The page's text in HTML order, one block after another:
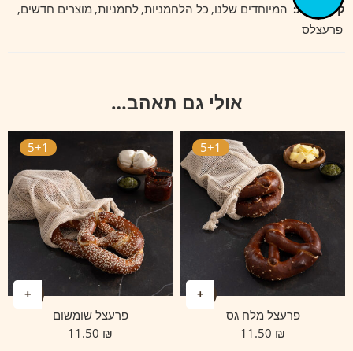
קטגוריות: המיוחדים שלנו, כל הלחמניות, לחמניות, מוצרים חדשים,
פרעצלס
אולי גם תאהב…
5+1
פרעצל מלח גס
₪
5+1
פרעצל שומשום
₪